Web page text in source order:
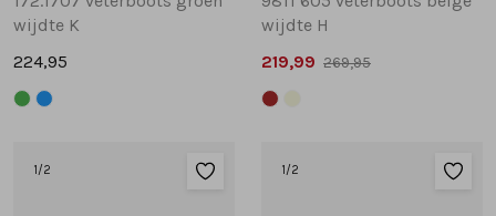
wijdte K
224,95
wijdte H
219,99 269,95
1 /2 1 /2